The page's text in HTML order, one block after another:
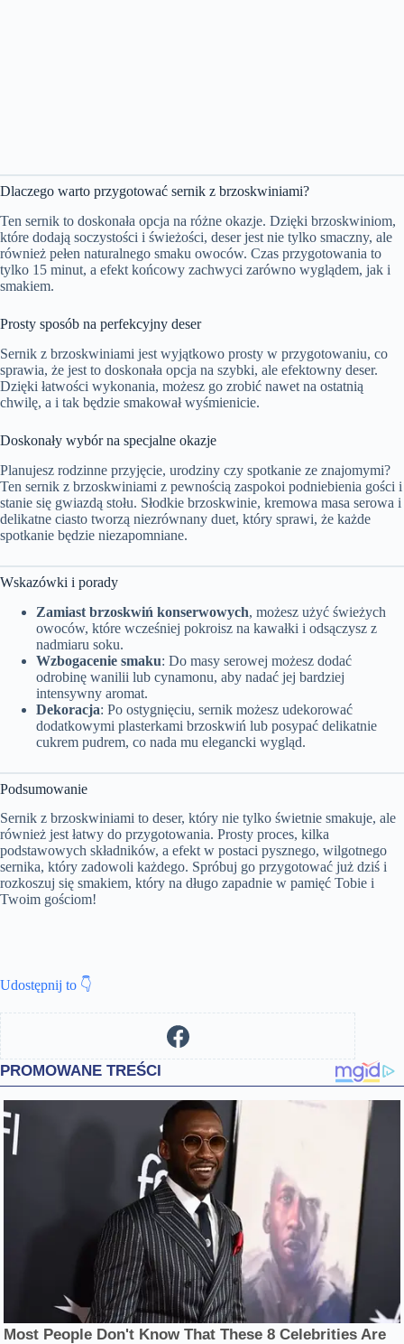
Dlaczego warto przygotować sernik z brzoskwiniami?
Ten sernik to doskonała opcja na różne okazje. Dzięki brzoskwiniom,
które dodają soczystości i świeżości, deser jest nie tylko smaczny, ale
również pełen naturalnego smaku owoców. Czas przygotowania to
tylko 15 minut, a efekt końcowy zachwyci zarówno wyglądem, jak i
smakiem.
Prosty sposób na perfekcyjny deser
Sernik z brzoskwiniami jest wyjątkowo prosty w przygotowaniu, co
sprawia, że jest to doskonała opcja na szybki, ale efektowny deser.
Dzięki łatwości wykonania, możesz go zrobić nawet na ostatnią
chwilę, a i tak będzie smakował wyśmienicie.
Doskonały wybór na specjalne okazje
Planujesz rodzinne przyjęcie, urodziny czy spotkanie ze znajomymi?
Ten sernik z brzoskwiniami z pewnością zaspokoi podniebienia gości i
stanie się gwiazdą stołu. Słodkie brzoskwinie, kremowa masa serowa i
delikatne ciasto tworzą niezrównany duet, który sprawi, że każde
spotkanie będzie niezapomniane.
Wskazówki i porady
Zamiast brzoskwiń konserwowych, możesz użyć świeżych
owoców, które wcześniej pokroisz na kawałki i odsączysz z
nadmiaru soku.
Wzbogacenie smaku: Do masy serowej możesz dodać
odrobinę wanilii lub cynamonu, aby nadać jej bardziej
intensywny aromat.
Dekoracja: Po ostygnięciu, sernik możesz udekorować
dodatkowymi plasterkami brzoskwiń lub posypać delikatnie
cukrem pudrem, co nada mu elegancki wygląd.
Podsumowanie
Sernik z brzoskwiniami to deser, który nie tylko świetnie smakuje, ale
również jest łatwy do przygotowania. Prosty proces, kilka
podstawowych składników, a efekt w postaci pysznego, wilgotnego
sernika, który zadowoli każdego. Spróbuj go przygotować już dziś i
rozkoszuj się smakiem, który na długo zapadnie w pamięć Tobie i
Twoim gościom!
Udostępnij to 👇